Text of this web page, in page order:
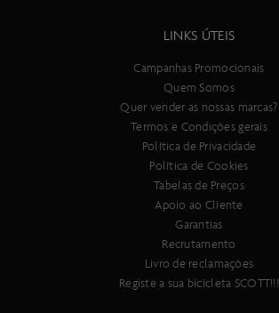
LINKS ÚTEIS
Campanhas Promocionais
Quem Somos
Quer vender as nossas marcas?
Termos e Condições gerais
Política de Privacidade
Política de Cookies
Tabelas de Preços
Apoio ao Cliente
Garantias
Recrutamento
Livro de reclamações
Registe a sua bicicleta SCOTT!!!